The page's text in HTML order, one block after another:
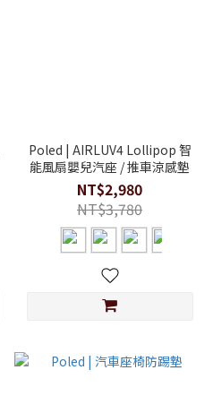
Poled | AIRLUV4 Lollipop 智
能風扇嬰兒汽座 / 推車涼感墊
NT$2,980
NT$3,780